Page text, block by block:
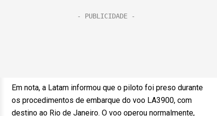
Em nota, a Latam informou que o piloto foi preso durante
os procedimentos de embarque do voo LA3900, com
destino ao Rio de Janeiro. O voo operou normalmente,